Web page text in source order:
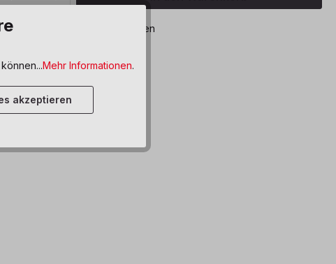
Lieferzeit: 8-12 Wochen
hinzufügen
Mehr Informationen.
akzeptieren